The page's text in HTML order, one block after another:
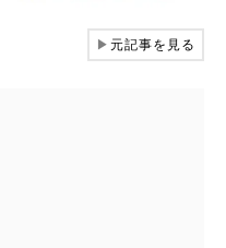
▶元記事を見る